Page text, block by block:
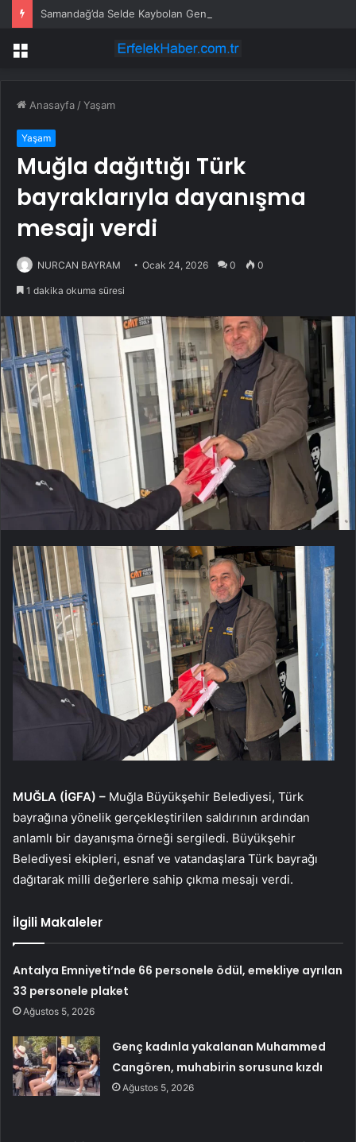
Samandağ’da Selde Kaybolan Genç Bulundu
Menü
Anasayfa /Yaşam
Yaşam
Muğla dağıttığı Türk
bayraklarıyla dayanışma
mesajı verdi
NURCAN BAYRAM Ocak 24, 2026 0 0
1 dakika okuma süresi
MUĞLA (İGFA) – Muğla Büyükşehir Belediyesi, Türk
bayrağına yönelik gerçekleştirilen saldırının ardından
anlamlı bir dayanışma örneği sergiledi. Büyükşehir
Belediyesi ekipleri, esnaf ve vatandaşlara Türk bayrağı
dağıtarak milli değerlere sahip çıkma mesajı verdi.
İlgili Makaleler
Antalya Emniyeti’nde 66 personele ödül, emekliye ayrılan
33 personele plaket
Ağustos 5, 2026
Genç kadınla yakalanan Muhammed
Cangören, muhabirin sorusuna kızdı
Ağustos 5, 2026